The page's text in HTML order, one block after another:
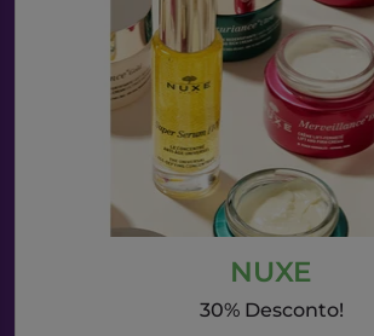
NUXE
30% Desconto!